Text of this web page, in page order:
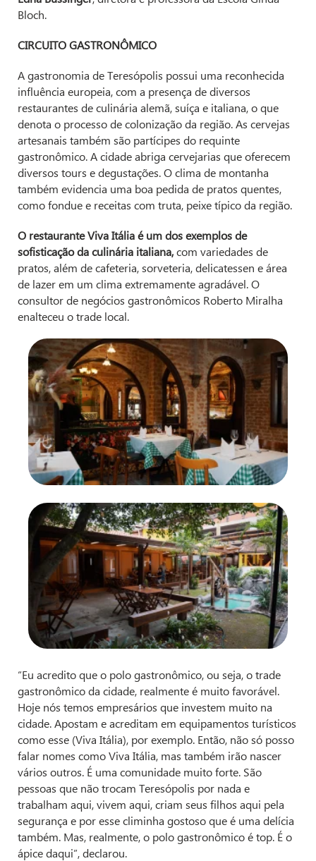
Bloch.
CIRCUITO GASTRONÔMICO
A gastronomia de Teresópolis possui uma reconhecida
influência europeia, com a presença de diversos
restaurantes de culinária alemã, suíça e italiana, o que
denota o processo de colonização da região. As cervejas
artesanais também são partícipes do requinte
gastronômico. A cidade abriga cervejarias que oferecem
diversos tours e degustações. O clima de montanha
também evidencia uma boa pedida de pratos quentes,
como fondue e receitas com truta, peixe típico da região.
O restaurante Viva Itália é um dos exemplos de
sofisticação da culinária italiana,com variedades de
pratos, além de cafeteria, sorveteria, delicatessen e área
de lazer em um clima extremamente agradável. O
consultor de negócios gastronômicos Roberto Miralha
enalteceu o trade local.
“Eu acredito que o polo gastronômico, ou seja, o trade
gastronômico da cidade, realmente é muito favorável.
Hoje nós temos empresários que investem muito na
cidade. Apostam e acreditam em equipamentos turísticos
como esse (Viva Itália), por exemplo. Então, não só posso
falar nomes como Viva Itália, mas também irão nascer
vários outros. É uma comunidade muito forte. São
pessoas que não trocam Teresópolis por nada e
trabalham aqui, vivem aqui, criam seus filhos aqui pela
segurança e por esse climinha gostoso que é uma delícia
também. Mas, realmente, o polo gastronômico é top. É o
ápice daqui”, declarou.